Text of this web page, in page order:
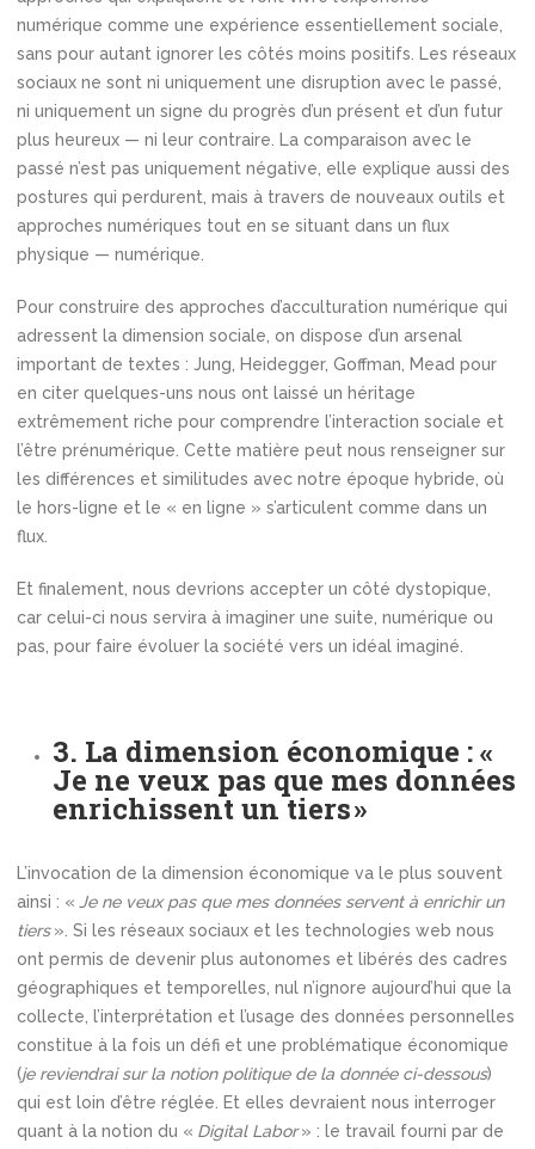
numérique comme une expérience essentiellement sociale,
sans pour autant ignorer les côtés moins positifs. Les réseaux
sociaux ne sont ni uniquement une disruption avec le passé,
ni uniquement un signe du progrès d’un présent et d’un futur
plus heureux — ni leur contraire. La comparaison avec le
passé n’est pas uniquement négative, elle explique aussi des
postures qui perdurent, mais à travers de nouveaux outils et
approches numériques tout en se situant dans un flux
physique — numérique.
Pour construire des approches d’acculturation numérique qui
adressent la dimension sociale, on dispose d’un arsenal
important de textes : Jung, Heidegger, Goffman, Mead pour
en citer quelques-uns nous ont laissé un héritage
extrêmement riche pour comprendre l’interaction sociale et
l’être prénumérique. Cette matière peut nous renseigner sur
les différences et similitudes avec notre époque hybride, où
le hors-ligne et le « en ligne » s’articulent comme dans un
flux.
Et finalement, nous devrions accepter un côté dystopique,
car celui-ci nous servira à imaginer une suite, numérique ou
pas, pour faire évoluer la société vers un idéal imaginé.
3. La dimension économique : «
Je ne veux pas que mes données
enrichissent un tiers »
L’invocation de la dimension économique va le plus souvent
ainsi : « Je ne veux pas que mes données servent à enrichir un
tiers». Si les réseaux sociaux et les technologies web nous
ont permis de devenir plus autonomes et libérés des cadres
géographiques et temporelles, nul n’ignore aujourd’hui que la
collecte, l’interprétation et l’usage des données personnelles
constitue à la fois un défi et une problématique économique
(je reviendrai sur la notion politique de la donnée ci-dessous)
qui est loin d’être réglée. Et elles devraient nous interroger
quant à la notion du « Digital Labor» : le travail fourni par de